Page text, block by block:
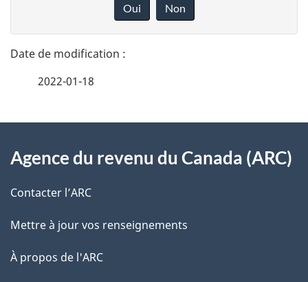
t
a
l
s
l
a
n
o
t
r
e
é
t
Oui Non
2022-01-18
propos
de
ce
site
Agence du revenu du Canada (ARC)
Contacter l’ARC
Mettre à jour vos renseignements
À propos de l'ARC